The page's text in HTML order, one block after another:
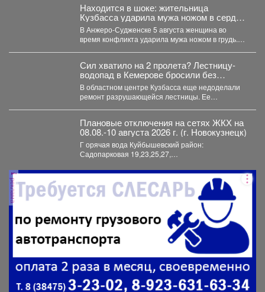
Находится в шоке: жительница
Кузбасса ударила мужа ножом в сердце
- подробности
В Анжеро-Судженске 5 августа женщина во
время конфликта ударила мужа ножом в грудь.
Сил хватило на 2 пролета? Лестницу-
водопад в Кемерове бросили без
ремонта
В областном центре Кузбасса еще недоделали
ремонт разрушающейся лестницы. Ее
Плановые отключения на сетях ЖКХ на
08.08.-10 августа 2026 г. (г. Новокузнецк)
Г орячая вода Куйбышевский район:
Садопарковая 19,23,25,27,
реклама